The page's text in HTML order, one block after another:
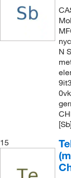
N
[Sb]
15